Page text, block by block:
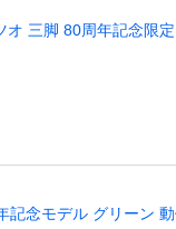
三脚 80周年記念限
念モデル グリーン